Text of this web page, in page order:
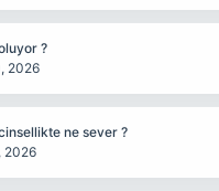
?
2026
ne sever ?
2026